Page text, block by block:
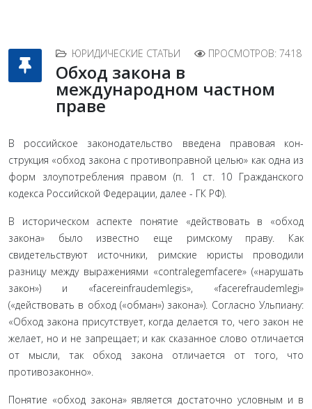
ЮРИДИЧЕСКИЕ СТАТЬИ ПРОСМОТРОВ: 7418
Обход закона в
международном частном
праве
В российское законодательство введена правовая кон­
струкция «обход закона с противоправной целью» как одна из
форм злоупотребления правом (п. 1 ст. 10 Гражданско­го
кодекса Российской Федерации, далее - ГК РФ).
В исто­рическом аспекте понятие «действовать в «обход
закона» было известно еще римскому праву. Как
свидетельствуют источники, римские юристы проводили
разницу между выражениями «contralegemfacere» («нарушать
закон») и «facereinfraudemlegis», «facerefraudemlegi»
(«действовать в об­ход («обман») закона»). Согласно Ульпиану:
«Обход закона присутствует, когда делается то, чего закон не
желает, но и не запрещает; и как сказанное слово отличается
от мысли, так об­ход закона отличается от того, что
противозаконно».
Понятие «обход закона» является достаточно условным и в